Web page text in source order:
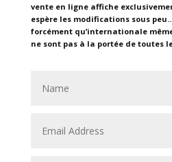
vente en ligne affiche
espère les modifications sous
forcément qu’internationale
ne sont pas à la portée de toutes